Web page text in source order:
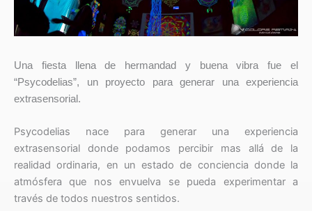
Una fiesta llena de hermandad y buena vibra fue el
“Psycodelias”, un proyecto para generar una experiencia
extrasensorial.
Psycodelias nace para generar una experiencia
extrasensorial donde podamos percibir mas allá de la
realidad ordinaria, en un estado de conciencia donde la
atmósfera que nos envuelva se pueda experimentar a
través de todos nuestros sentidos.